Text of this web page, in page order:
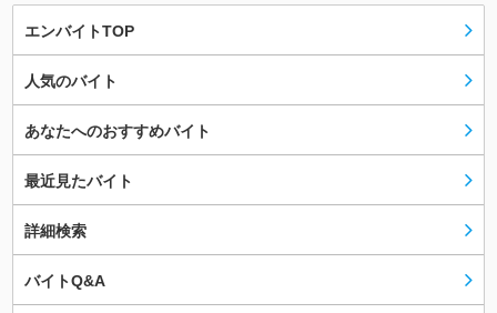
エンバイトTOP
人気のバイト
あなたへのおすすめバイト
最近見たバイト
詳細検索
バイトQ&A